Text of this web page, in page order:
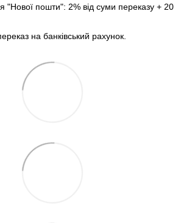
"Нової пошти": 2% від суми переказу + 20
на банківський рахунок.